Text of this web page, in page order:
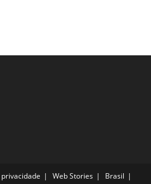
Web Stories
Brasil